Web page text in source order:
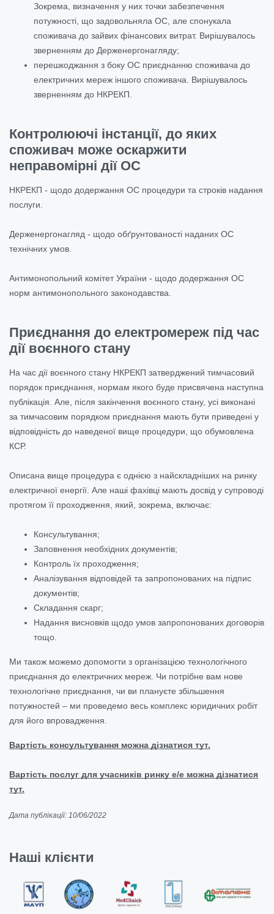
Зокрема, визначення у них точки забезпечення
потужності, що задовольняла ОС, але спонукала
споживача до зайвих фінансових витрат. Вирішувалось
зверненням до Держенергонагляду;
перешкоджання з боку ОС приєднанню споживача до
електричних мереж іншого споживача. Вирішувалось
зверненням до НКРЕКП.
Контролюючі інстанції, до яких
споживач може оскаржити
неправомірні дії ОС
НКРЕКП - щодо додержання ОС процедури та строків надання
послуги.
Держенергонагляд - щодо обґрунтованості наданих ОС
технічних умов.
Антимонопольний комітет України - щодо додержання ОС
норм антимонопольного законодавства.
Приєднання до електромереж під час
дії воєнного стану
На час дії воєнного стану НКРЕКП затверджений тимчасовий
порядок приєднання, нормам якого буде присвячена наступна
публікація. Але, після закінчення воєнного стану, усі виконані
за тимчасовим порядком приєднання мають бути приведені у
відповідність до наведеної вище процедури, що обумовлена
КСР.
Описана вище процедура є однією з найскладніших на ринку
електричної енергії. Але наші фахівці мають досвід у супроводі
протягом її проходження, який, зокрема, включає:
Консультування;
Заповнення необхідних документів;
Контроль їх проходження;
Аналізування відповідей та запропонованих на підпис
документів;
Складання скарг;
Надання висновків щодо умов запропонованих договорів
тощо.
Ми також можемо допомогти з організацією технологічного
приєднання до електричних мереж. Чи потрібне вам нове
технологічне приєднання, чи ви плануєте збільшення
потужностей – ми проведемо весь комплекс юридичних робіт
для його впровадження.
Вартість консультування можна дізнатися тут.
Вартість послуг для учасників ринку е/е можна дізнатися
тут.
Дата публікації: 10/06/2022
Наші клієнти